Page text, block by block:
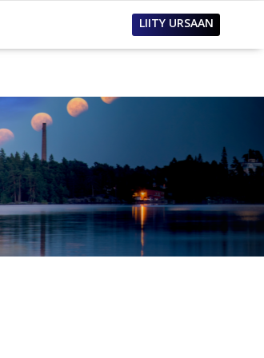
LIITY URSAAN